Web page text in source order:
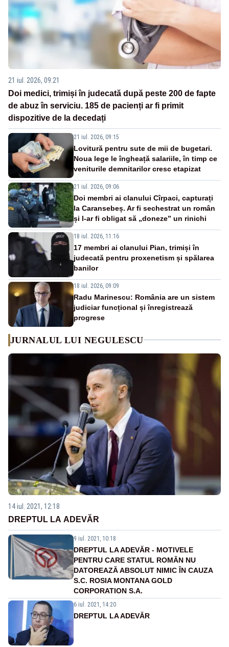
21 iul. 2026, 09:21
Doi medici, trimiși în judecată după peste 200 de fapte
de abuz în serviciu. 185 de pacienți ar fi primit
dispozitive de la decedați
21 iul. 2026, 09:15
Lovitură pentru sute de mii de bugetari.
Noua lege le îngheață salariile, în timp ce
veniturile demnitarilor cresc etapizat
21 iul. 2026, 09:06
Doi membri ai clanului Cîrpaci, capturați
la Caransebeș. Ar fi sechestrat un român
și l-ar fi obligat să „doneze” un rinichi
18 iul. 2026, 11:16
17 membri ai clanului Pian, trimiși în
judecată pentru proxenetism și spălarea
banilor
18 iul. 2026, 09:09
Radu Marinescu: România are un sistem
judiciar funcțional și înregistrează
progrese
JURNALUL LUI NEGULESCU
14 iul. 2021, 12:18
DREPTUL LA ADEVĂR
9 iul. 2021, 10:18
DREPTUL LA ADEVĂR - MOTIVELE
PENTRU CARE STATUL ROMÂN NU
DATOREAZĂ ABSOLUT NIMIC ÎN CAUZA
S.C. ROSIA MONTANA GOLD
CORPORATION S.A.
6 iul. 2021, 14:20
DREPTUL LA ADEVĂR